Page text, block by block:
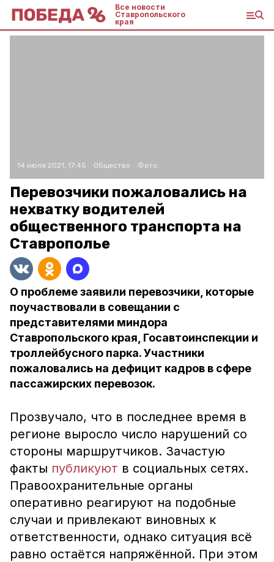
Все новости
Ставропольского
края
14 июля 2021, 17:45 Общество Фото:
Перевозчики пожаловались на
нехватку водителей
общественного транспорта на
Ставрополье
О проблеме заявили перевозчики, которые
поучаствовали в совещании с
представителями миндора
Ставропольского края, Госавтоинспекции и
троллейбусного парка. Участники
пожаловались на дефицит кадров в сфере
пассажирских перевозок.
Прозвучало, что в последнее время в
регионе выросло число нарушений со
стороны маршрутчиков. Зачастую
факты публикуют в социальных сетях.
Правоохранительные органы
оперативно реагируют на подобные
случаи и привлекают виновных к
ответственности, однако ситуация всё
равно остаётся напряжённой. При этом